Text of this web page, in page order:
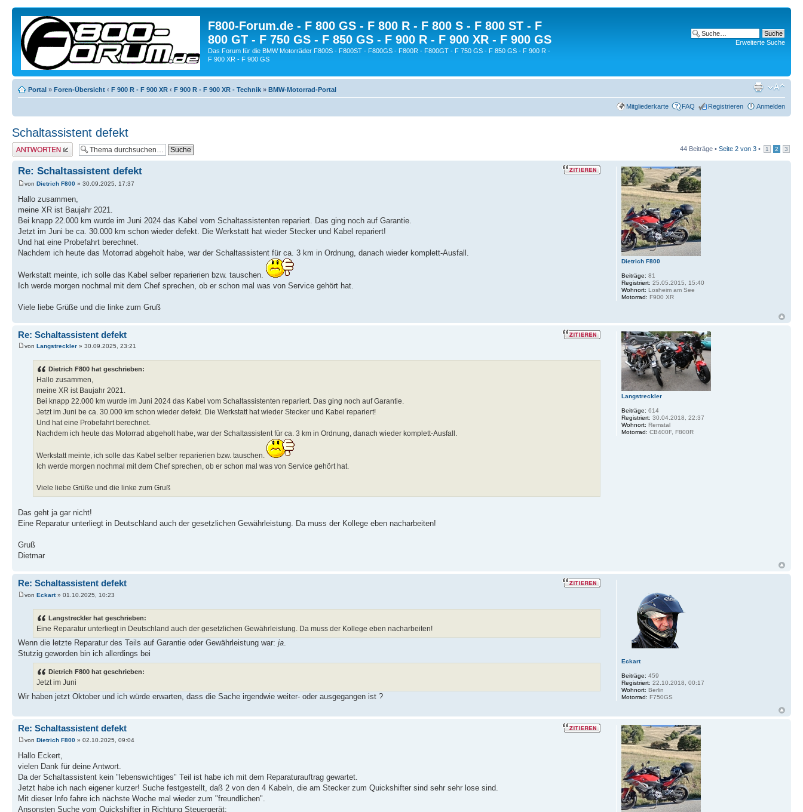
F800-Forum.de - F 800 GS - F 800 R - F 800 S - F 800 ST - F
800 GT - F 750 GS - F 850 GS - F 900 R - F 900 XR - F 900 GS
Das Forum für die BMW Motorräder F800S - F800ST - F800GS - F800R - F800GT - F 750 GS - F 850 GS - F 900 R -
F 900 XR - F 900 GS
Erweiterte Suche
Portal » Foren-Übersicht ‹ F 900 R - F 900 XR ‹ F 900 R - F 900 XR - Technik » BMW-Motorrad-Portal
Mitgliederkarte FAQ Registrieren Anmelden
Schaltassistent defekt
Antwort schreiben 44 Beiträge • Seite 2 von 3 • 1 2 3
Re: Schaltassistent defekt
von Dietrich F800 » 30.09.2025, 17:37
Hallo zusammen,
meine XR ist Baujahr 2021.
Bei knapp 22.000 km wurde im Juni 2024 das Kabel vom Schaltassistenten repariert. Das ging noch auf Garantie.
Jetzt im Juni be ca. 30.000 km schon wieder defekt. Die Werkstatt hat wieder Stecker und Kabel repariert!
Und hat eine Probefahrt berechnet.
Nachdem ich heute das Motorrad abgeholt habe, war der Schaltassistent für ca. 3 km in Ordnung, danach wieder komplett-Ausfall.
Werkstatt meinte, ich solle das Kabel selber reparierien bzw. tauschen.
Ich werde morgen nochmal mit dem Chef sprechen, ob er schon mal was von Service gehört hat.
Viele liebe Grüße und die linke zum Gruß
Dietrich F800
Beiträge: 81
Registriert: 25.05.2015, 15:40
Wohnort: Losheim am See
Motorrad: F900 XR
Re: Schaltassistent defekt
von Langstreckler » 30.09.2025, 23:21
Dietrich F800 hat geschrieben:
Hallo zusammen,
meine XR ist Baujahr 2021.
Bei knapp 22.000 km wurde im Juni 2024 das Kabel vom Schaltassistenten repariert. Das ging noch auf Garantie.
Jetzt im Juni be ca. 30.000 km schon wieder defekt. Die Werkstatt hat wieder Stecker und Kabel repariert!
Und hat eine Probefahrt berechnet.
Nachdem ich heute das Motorrad abgeholt habe, war der Schaltassistent für ca. 3 km in Ordnung, danach wieder komplett-Ausfall.
Werkstatt meinte, ich solle das Kabel selber reparierien bzw. tauschen.
Ich werde morgen nochmal mit dem Chef sprechen, ob er schon mal was von Service gehört hat.
Viele liebe Grüße und die linke zum Gruß
Das geht ja gar nicht!
Eine Reparatur unterliegt in Deutschland auch der gesetzlichen Gewährleistung. Da muss der Kollege eben nacharbeiten!
Gruß
Dietmar
Langstreckler
Beiträge: 614
Registriert: 30.04.2018, 22:37
Wohnort: Remstal
Motorrad: CB400F, F800R
Re: Schaltassistent defekt
von Eckart» 01.10.2025, 10:23
Langstreckler hat geschrieben:
Eine Reparatur unterliegt in Deutschland auch der gesetzlichen Gewährleistung. Da muss der Kollege eben nacharbeiten!
Wenn die letzte Reparatur des Teils auf Garantie oder Gewährleistung war: ja
Stutzig geworden bin ich allerdings bei
Dietrich F800 hat geschrieben:
Jetzt im Juni
Wir haben jetzt Oktober und ich würde erwarten, dass die Sache irgendwie weiter- oder ausgegangen ist ?
Eckart
Beiträge: 459
Registriert: 22.10.2018, 00:17
Wohnort: Berlin
Motorrad: F750GS
Re: Schaltassistent defekt
von Dietrich F800 » 02.10.2025, 09:04
Hallo Eckert,
vielen Dank für deine Antwort.
Da der Schaltassistent kein "lebenswichtiges" Teil ist habe ich mit dem Reparaturauftrag gewartet.
Jetzt habe ich nach eigener kurzer! Suche festgestellt, daß 2 von den 4 Kabeln, die am Stecker zum Quickshifter sind sehr sehr lose sind.
Mit dieser Info fahre ich nächste Woche mal wieder zum "freundlichen".
Ansonsten Suche vom Quickshifter in Richtung Steuergerät: